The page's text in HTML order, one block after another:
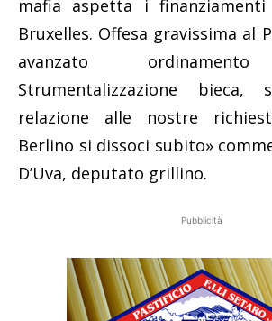
mafia aspetta i
Bruxelles. Offesa gravissima al
avanzato
Strumentalizzazione
relazione alle nostre
Berlino si dissoci subito»
D’Uva, deputato grillino.
Pubblicità